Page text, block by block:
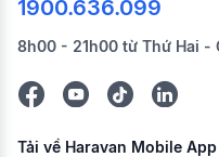
1900.636.099
8h00 - 21h00 từ Thứ Hai -
Tải về Haravan Mobile App